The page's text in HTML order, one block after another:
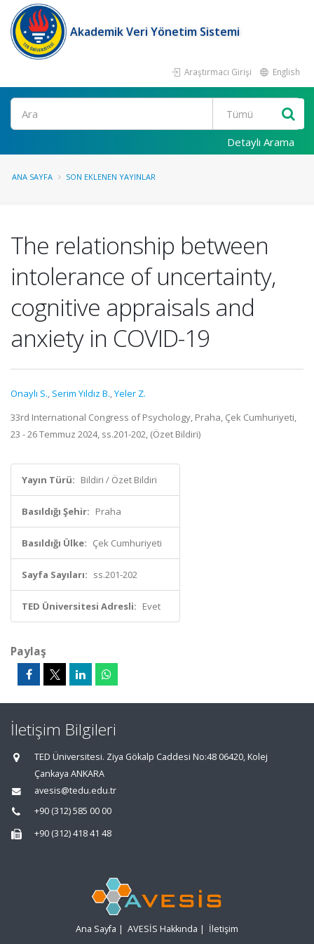
Akademik Veri Yönetim Sistemi
Araştırmacı Girişi English
Ara
Detaylı Arama
ANA SAYFA SON EKLENEN YAYINLAR
The relationship between
intolerance of uncertainty,
cognitive appraisals and
anxiety in COVID-19
Onaylı S., Serim Yıldız B.,Yeler Z.
33rd International Congress of Psychology, Praha, Çek Cumhuriyeti,
23 - 26 Temmuz 2024, ss.201-202, (Özet Bildiri)
Yayın Türü: Bildiri / Özet Bildiri
Basıldığı Şehir: Praha
Basıldığı Ülke: Çek Cumhuriyeti
Sayfa Sayıları: ss.201-202
TED Üniversitesi Adresli: Evet
Paylaş
İletişim Bilgileri
TED Üniversitesi. Ziya Gökalp Caddesi No:48 06420, Kolej
Çankaya ANKARA
avesis@tedu.edu.tr
+90 (312) 585 00 00
+90 (312) 418 41 48
Ana Sayfa | AVESİS Hakkında | İletişim